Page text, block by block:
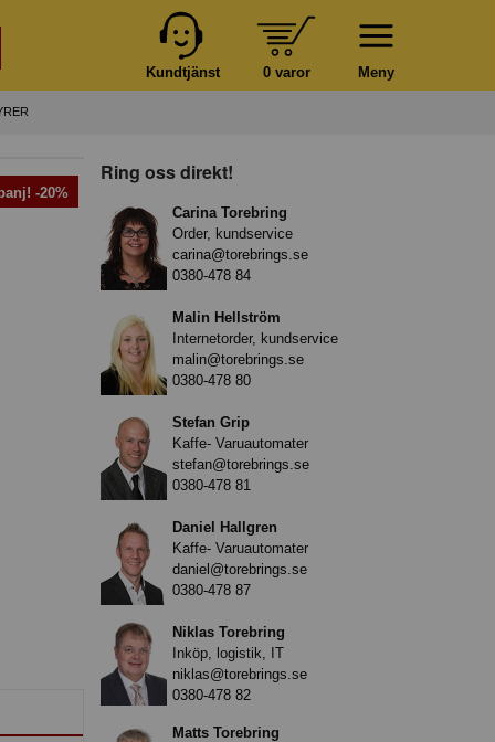
Meny
0 varor
Kundtjänst
-20%
Ring oss direkt!
Carina Torebring
Order, kundservice
carina@torebrings.se
0380-478 84
Malin Hellström
Internetorder, kundservice
malin@torebrings.se
0380-478 80
Stefan Grip
Kaffe- Varuautomater
stefan@torebrings.se
0380-478 81
Daniel Hallgren
Kaffe- Varuautomater
daniel@torebrings.se
0380-478 87
Niklas Torebring
Inköp, logistik, IT
niklas@torebrings.se
0380-478 82
Matts Torebring